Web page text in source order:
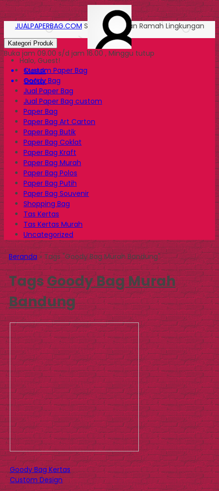
Halo, Guest!
Masuk
Daftar
JUALPAPERBAG.COM Solusi Kemasan Ramah Lingkungan
Kategori Produk
Buka jam 09.00 s/d jam 16.00 , Minggu tutup
Custom Paper Bag
Goody Bag
Jual Paper Bag
Jual Paper Bag custom
Paper Bag
Paper Bag Art Carton
Paper Bag Butik
Paper Bag Coklat
Paper Bag Kraft
Paper Bag Murah
Paper Bag Polos
Paper Bag Putih
Paper Bag Souvenir
Shopping Bag
Tas Kertas
Tas Kertas Murah
Uncategorized
Beranda»Tags "Goody Bag Murah Bandung"
TagsGoody Bag Murah
Bandung
Goody Bag Kertas
Custom Design